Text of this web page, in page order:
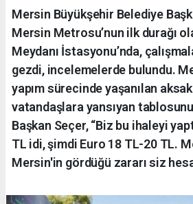
Mersin Büyükşehir Belediye
Mersin Metrosu’nun ilk durağı
Meydanı İstasyonu’nda,
gezdi, incelemelerde bulundu.
yapım sürecinde yaşanılan
vatandaşlara yansıyan
Başkan Seçer, “Biz bu ihaleyi
TL idi, şimdi Euro 18 TL-20 TL.
Mersin'in gördüğü zararı siz